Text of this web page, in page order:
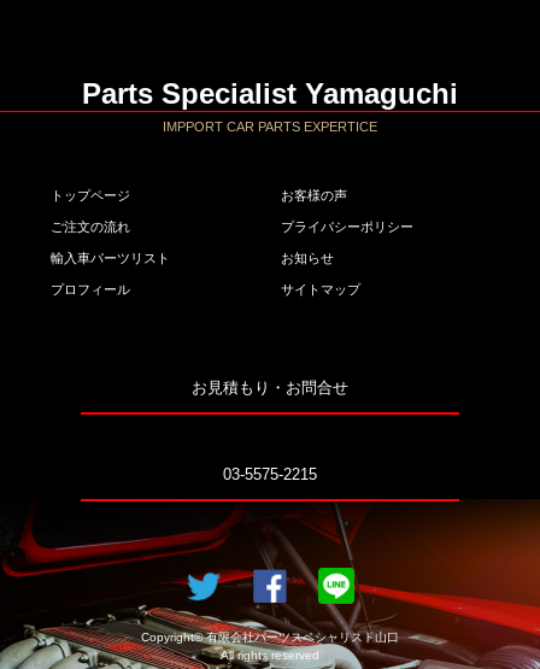
Parts Specialist Yamaguchi
IMPPORT CAR PARTS EXPERTICE
トップページ
ご注文の流れ
輸入車パーツリスト
プロフィール
お客様の声
プライバシーポリシー
お知らせ
サイトマップ
お見積もり・お問合せ
03-5575-2215
Copyright© 有限会社パーツスペシャリスト山口
All rights reserved